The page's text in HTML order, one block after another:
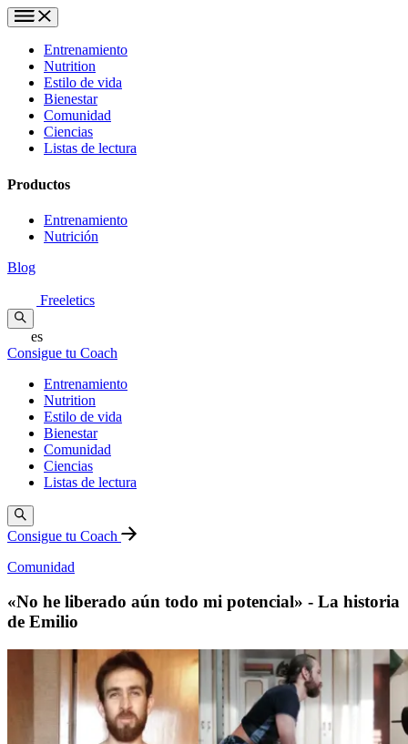
Entrenamiento
Nutrition
Estilo de vida
Bienestar
Comunidad
Ciencias
Listas de lectura
Productos
Entrenamiento
Nutrición
Blog
Freeletics
es
Consigue tu Coach
Entrenamiento
Nutrition
Estilo de vida
Bienestar
Comunidad
Ciencias
Listas de lectura
Consigue tu Coach
Comunidad
«No he liberado aún todo mi potencial» - La historia
de Emilio